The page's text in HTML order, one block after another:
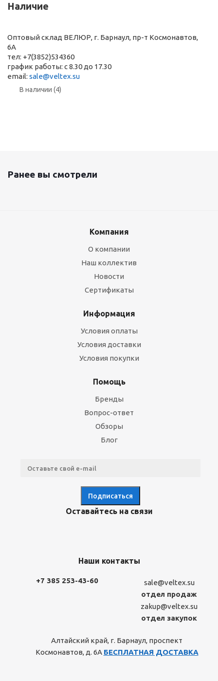
Наличие
Оптовый склад ВЕЛЮР, г. Барнаул, пр-т Космонавтов,
6А
тел: +7(3852)534360
график работы: с 8.30 до 17.30
email: sale@veltex.su
В наличии (4)
Ранее вы смотрели
Компания
О компании
Наш коллектив
Новости
Сертификаты
Информация
Условия оплаты
Условия доставки
Условия покупки
Помощь
Бренды
Вопрос-ответ
Обзоры
Блог
Оставайтесь на связи
Наши контакты
+7 385 253-43-60
sale@veltex.su
отдел продаж
zakup@veltex.su
отдел закупок
Алтайский край, г. Барнаул, проспект
Космонавтов, д. 6А БЕСПЛАТНАЯ ДОСТАВКА